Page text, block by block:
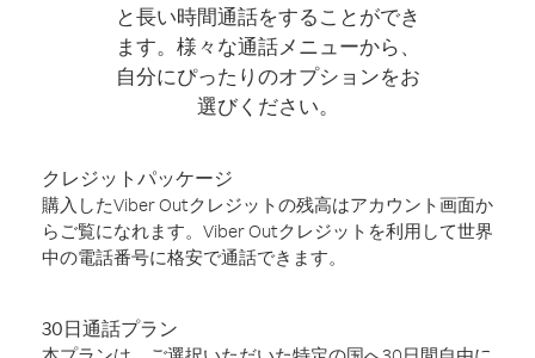
と長い時間通話をすることができ
ます。様々な通話メニューから、
自分にぴったりのオプションをお
選びください。
クレジットパッケージ
購入したViber Outクレジットの残高はアカウント画面か
らご覧になれます。Viber Outクレジットを利用して世界
中の電話番号に格安で通話できます。
30日通話プラン